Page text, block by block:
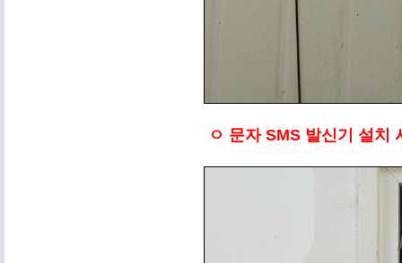
ㅇ 문자 SMS 발신기 설치